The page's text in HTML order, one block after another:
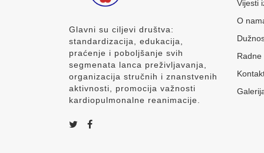
Glavni su ciljevi društva:
standardizacija, edukacija,
praćenje i poboljšanje svih
segmenata lanca preživljavanja,
organizacija stručnih i znanstvenih
aktivnosti, promocija važnosti
kardiopulmonalne reanimacije.
Vijesti
O
Radne